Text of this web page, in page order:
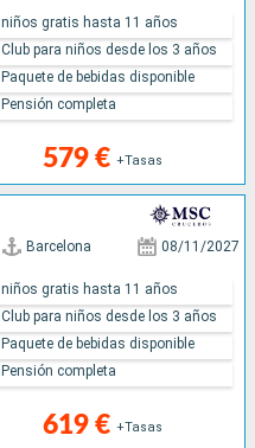
579 € +Tasas
niños gratis hasta 11 años
Club para niños desde los 3 años
Paquete de bebidas disponible
Pensión completa
Barcelona 08/11/2027
619 € +Tasas
niños gratis hasta 11 años
Club para niños desde los 3 años
Paquete de bebidas disponible
Pensión completa